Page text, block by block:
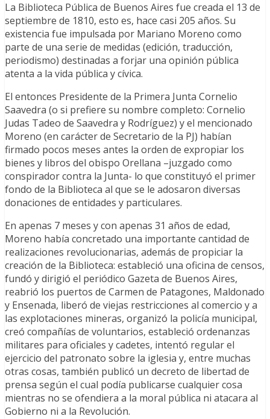
La Biblioteca Pública de Buenos Aires fue creada el 13 de
septiembre de 1810, esto es, hace casi 205 años. Su
existencia fue impulsada por Mariano Moreno como
parte de una serie de medidas (edición, traducción,
periodismo) destinadas a forjar una opinión pública
atenta a la vida pública y cívica.
El entonces Presidente de la Primera Junta Cornelio
Saavedra (o si prefiere su nombre completo: Cornelio
Judas Tadeo de Saavedra y Rodríguez) y el mencionado
Moreno (en carácter de Secretario de la PJ) habían
firmado pocos meses antes la orden de expropiar los
bienes y libros del obispo Orellana –juzgado como
conspirador contra la Junta- lo que constituyó el primer
fondo de la Biblioteca al que se le adosaron diversas
donaciones de entidades y particulares.
En apenas 7 meses y con apenas 31 años de edad,
Moreno había concretado una importante cantidad de
realizaciones revolucionarias, además de propiciar la
creación de la Biblioteca: estableció una oficina de censos,
fundó y dirigió el periódico Gazeta de Buenos Aires,
reabrió los puertos de Carmen de Patagones, Maldonado
y Ensenada, liberó de viejas restricciones al comercio y a
las explotaciones mineras, organizó la policía municipal,
creó compañías de voluntarios, estableció ordenanzas
militares para oficiales y cadetes, intentó regular el
ejercicio del patronato sobre la iglesia y, entre muchas
otras cosas, también publicó un decreto de libertad de
prensa según el cual podía publicarse cualquier cosa
mientras no se ofendiera a la moral pública ni atacara al
Gobierno ni a la Revolución.